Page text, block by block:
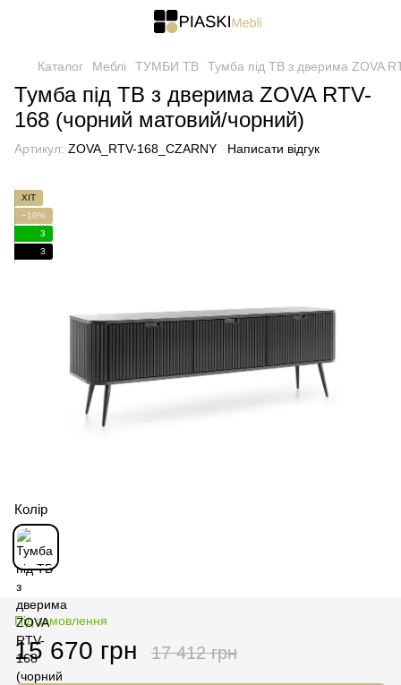
Каталог Меблі ТУМБИ ТВ Тумба під ТВ з дверима ZOVA
Тумба під ТВ з дверима ZOVA RTV-
168 (чорний матовий/чорний)
Артикул: ZOVA_RTV-168_CZARNY Написати відгук
ХІТ
−10%
3
3
Колір
Під замовлення
15 670 грн 17 412 грн